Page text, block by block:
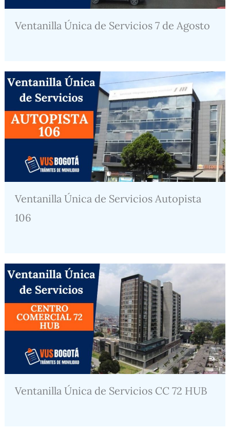
Ventanilla Única de Servicios 7 de Agosto
Ventanilla Única de Servicios Autopista
106
Ventanilla Única de Servicios CC 72 HUB